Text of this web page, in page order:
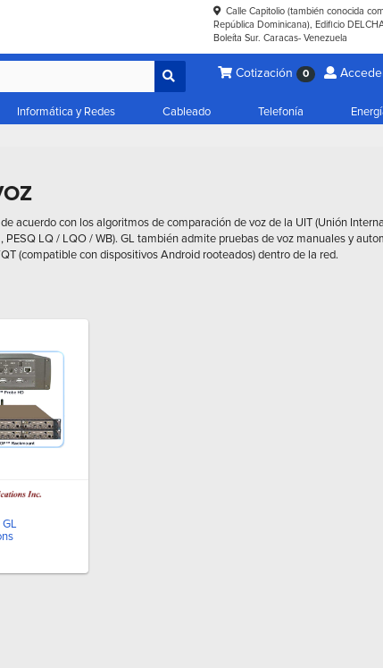
Calle Capitolio (también conocida
República Dominicana), Edificio
Boleíta Sur. Caracas- Venezuela
Cotización 0
Informática y Redes Cableado Telefonía
acuerdo con los algoritmos de comparación de voz de la UIT (Unión
LQ / LQO / WB). GL también admite pruebas de voz manuales y
(compatible con dispositivos Android rooteados) dentro de la red.